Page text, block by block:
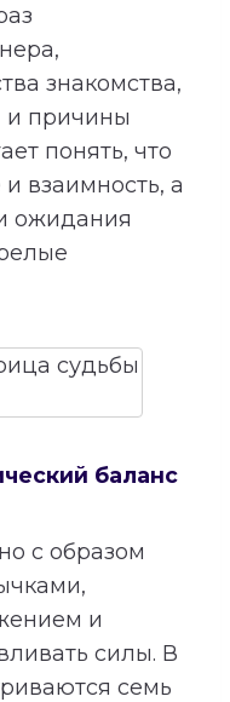
знакомства,
и причины
понять, что
взаимность, а
ожидания
баланс
с образом
и
силы. В
семь